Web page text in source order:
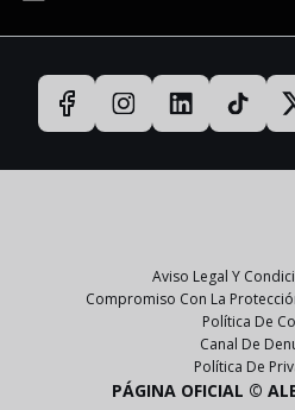
Aviso Legal Y
Compromiso Con La
Política De
Canal De
Política De
PÁGINA OFICIAL ©